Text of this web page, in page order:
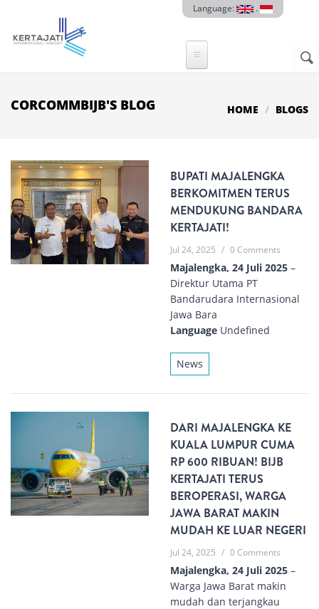
Language: .
CORCOMMBIJB'S BLOG HOME BLOGS
BUPATI MAJALENGKA
BERKOMITMEN TERUS
MENDUKUNG BANDARA
KERTAJATI!
Jul 24, 2025 / 0 Comments
Majalengka, 24 Juli 2025 –
Direktur Utama PT
Bandarudara Internasional
Jawa Bara
Language Undefined
News
DARI MAJALENGKA KE
KUALA LUMPUR CUMA
RP 600 RIBUAN! BIJB
KERTAJATI TERUS
BEROPERASI, WARGA
JAWA BARAT MAKIN
MUDAH KE LUAR NEGERI
Jul 24, 2025 / 0 Comments
Majalengka, 24 Juli 2025 –
Warga Jawa Barat makin
mudah dan terjangkau